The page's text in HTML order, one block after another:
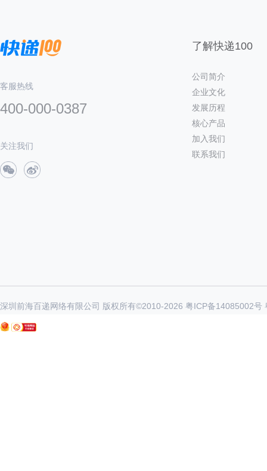
客服热线
400-000-0387
关注我们
了解快递100
公司简介
企业文化
发展历程
核心产品
加入我们
联系我们
深圳前海百递网络有限公司 版权所有©2010-2026 粤ICP备14085002号